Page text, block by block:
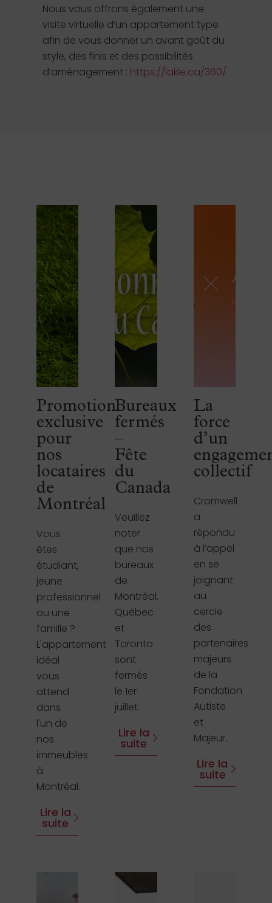
Nous vous offrons également une
visite virtuelle d’un appartement type
afin de vous donner un avant goût du
style, des finis et des possibilités
d’aménagement : https://lakle.ca/360/
Promotion
exclusive
pour
nos
locataires
de
Montréal
Vous
êtes
étudiant,
jeune
professionnel
ou une
famille ?
L'appartement
idéal
vous
attend
dans
l'un de
nos
immeubles
à
Montréal.
Lire la
suite
Bureaux
fermés
–
Fête
du
Canada
Veuillez
noter
que nos
bureaux
de
Montréal,
Québec
et
Toronto
sont
fermés
le 1er
juillet.
Lire la
suite
La
force
d’un
collectif
Cromwell
a
répondu
à l’appel
en se
joignant
au
cercle
des
partenaires
majeurs
de la
Fondation
Autiste
et
Majeur.
Lire la
suite